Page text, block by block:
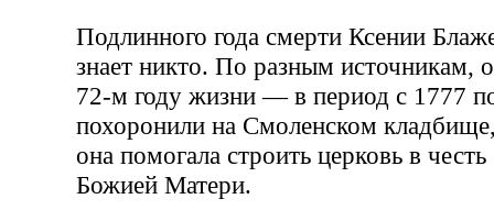
Подлинного года смерти Ксении
знает никто. По разным источникам,
72-м году жизни — в период с 1777
похоронили на Смоленском
она помогала строить церковь в
Божией Матери.